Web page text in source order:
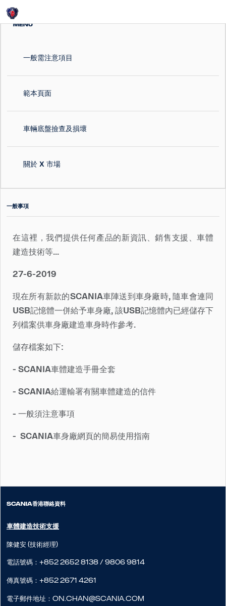
MENU
一般需注意項目
範本頁面
車輛底盤撿查及損壞
關於 X 市場
一般事項
在這裡，我們提供任何產品的新資訊、銷售支援、車體
建造技術等...
27-6-2019
現在所有新款的SCANIA車陣送到車身廠時, 隨車會連同
USB記憶體一併給予車身廠, 該USB記憶體內已經儲存下
列檔案供車身廠建造車身時作參考.
儲存檔案如下:
- SCANIA車體建造手冊全套
- SCANIA給運輸署有關車體建造的信件
- 一般須注意事項
- SCANIA車身廠網頁的簡易使用指南
SCANIA香港聯絡資料
車體建造技術支援
陳健安 (技術經理)
電話號碼：+852 2652 8138 / 9806 9814
傳真號碼：+852 2671 4261
電子郵件地址：on.chan@scania.com